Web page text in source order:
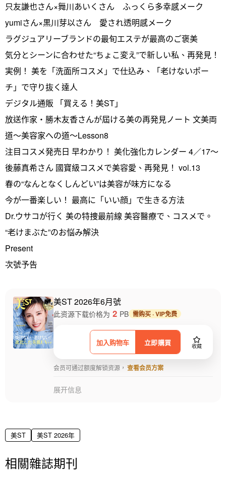
只友謙也さん×舞川あいくさん ふっくら多幸感メーク
yumiさん×黒川芽以さん 愛され透明感メーク
ラグジュアリーブランドの最旬エステが最高のご褒美
気分とシーンに合わせた“ちょこ変え”で新しい私、再発見！
実例！ 美を「洗面所コスメ」で仕込み、「老けないポー
チ」で守り抜く達人
デジタル通販 「買える！美ST」
放送作家・勝木友香さんが屆ける美の再発見ノート 文美両
道～美容家への道～Lesson8
注目コスメ発売日 早わかり！ 美化強化カレンダー 4／17～
後藤真希さん 國寶級コスメで美容愛、再発見！ vol.13
春の“なんとなくしんどい”は美容が味方になる
今が一番楽しい！ 最高に「いい顔」で生きる方法
Dr.ウサコが行く 美の特捜最前線 美容醫療で、コスメで。
“老けまぶた”のお悩み解決
Present
次號予告
美ST 2026年6月號
加入购物车 立即購買 收藏
此资源下载价格为 2 PB 需购买 · VIP免费
会员可通过额度解锁资源， 查看会员方案
展开信息
美ST 美ST 2026年
相關雜誌期刊